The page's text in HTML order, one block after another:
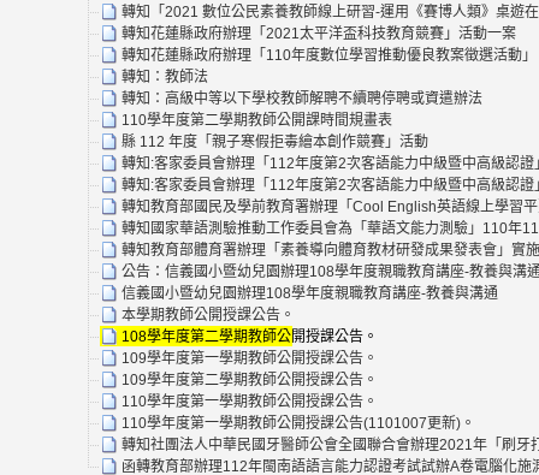
轉知「2021 數位公民素養教師線上研習-運用《賽博人類》桌遊
轉知花蓮縣政府辦理「2021太平洋盃科技教育競賽」活動一案
轉知花蓮縣政府辦理「110年度數位學習推動優良教案徵選活動」
轉知：教師法
轉知：高級中等以下學校教師解聘不續聘停聘或資遣辦法
110學年度第二學期教師公開課時間規畫表
縣 112 年度「親子寒假拒毒繪本創作競賽」活動
轉知:客家委員會辦理「112年度第2次客語能力中級暨中高級認
轉知:客家委員會辦理「112年度第2次客語能力中級暨中高級認
轉知教育部國民及學前教育署辦理「Cool English英語線上學習
轉知國家華語測驗推動工作委員會為「華語文能力測驗」110年
轉知教育部體育署辦理「素養導向體育教材研發成果發表會」實
公告：信義國小暨幼兒園辦理108學年度親職教育講座-教養與溝
信義國小暨幼兒園辦理108學年度親職教育講座-教養與溝通
本學期教師公開授課公告。
108學年度第二學期教師公開授課公告。
109學年度第一學期教師公開授課公告。
109學年度第二學期教師公開授課公告。
110學年度第一學期教師公開授課公告。
110學年度第一學期教師公開授課公告(1101007更新)。
轉知社團法人中華民國牙醫師公會全國聯合會辦理2021年「刷牙
函轉教育部辦理112年閩南語語言能力認證考試試辦A卷電腦化